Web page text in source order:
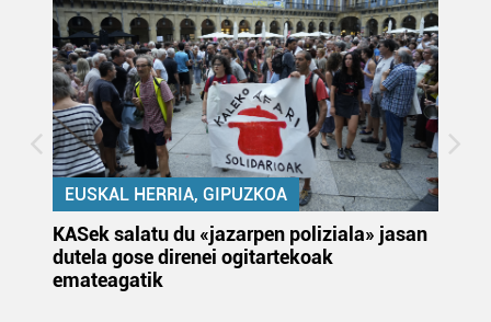
EUSKAL HERRIA, GIPUZKOA
KASek salatu du «jazarpen poliziala» jasan
dutela gose direnei ogitartekoak
emateagatik